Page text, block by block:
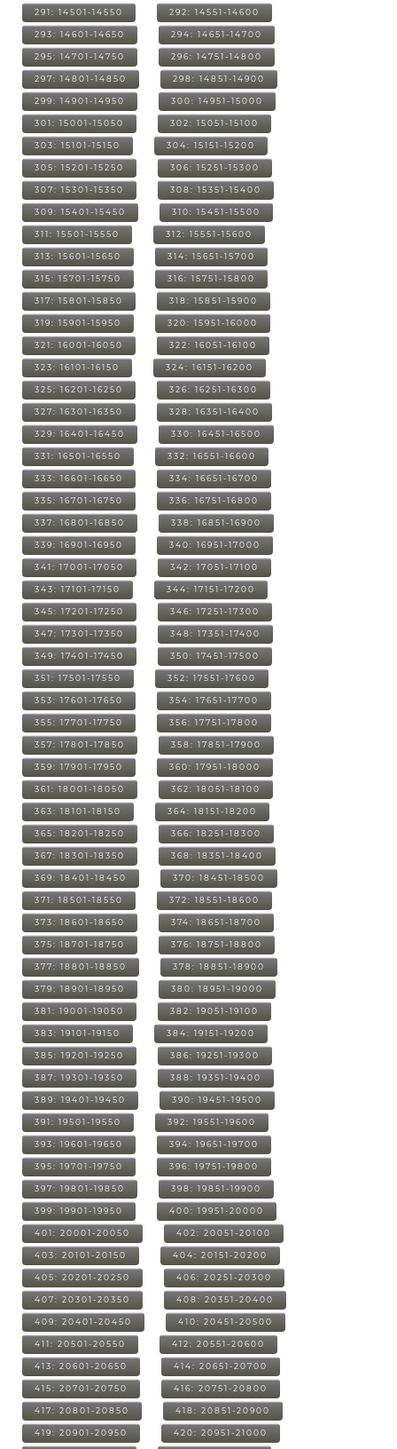
291: 14501-14550 292: 14551-14600
293: 14601-14650 294: 14651-14700
295: 14701-14750 296: 14751-14800
297: 14801-14850 298: 14851-14900
299: 14901-14950 300: 14951-15000
301: 15001-15050 302: 15051-15100
303: 15101-15150 304: 15151-15200
305: 15201-15250 306: 15251-15300
307: 15301-15350 308: 15351-15400
309: 15401-15450 310: 15451-15500
311: 15501-15550 312: 15551-15600
313: 15601-15650 314: 15651-15700
315: 15701-15750 316: 15751-15800
317: 15801-15850 318: 15851-15900
319: 15901-15950 320: 15951-16000
321: 16001-16050 322: 16051-16100
323: 16101-16150 324: 16151-16200
325: 16201-16250 326: 16251-16300
327: 16301-16350 328: 16351-16400
329: 16401-16450 330: 16451-16500
331: 16501-16550 332: 16551-16600
333: 16601-16650 334: 16651-16700
335: 16701-16750 336: 16751-16800
337: 16801-16850 338: 16851-16900
339: 16901-16950 340: 16951-17000
341: 17001-17050 342: 17051-17100
343: 17101-17150 344: 17151-17200
345: 17201-17250 346: 17251-17300
347: 17301-17350 348: 17351-17400
349: 17401-17450 350: 17451-17500
351: 17501-17550 352: 17551-17600
353: 17601-17650 354: 17651-17700
355: 17701-17750 356: 17751-17800
357: 17801-17850 358: 17851-17900
359: 17901-17950 360: 17951-18000
361: 18001-18050 362: 18051-18100
363: 18101-18150 364: 18151-18200
365: 18201-18250 366: 18251-18300
367: 18301-18350 368: 18351-18400
369: 18401-18450 370: 18451-18500
371: 18501-18550 372: 18551-18600
373: 18601-18650 374: 18651-18700
375: 18701-18750 376: 18751-18800
377: 18801-18850 378: 18851-18900
379: 18901-18950 380: 18951-19000
381: 19001-19050 382: 19051-19100
383: 19101-19150 384: 19151-19200
385: 19201-19250 386: 19251-19300
387: 19301-19350 388: 19351-19400
389: 19401-19450 390: 19451-19500
391: 19501-19550 392: 19551-19600
393: 19601-19650 394: 19651-19700
395: 19701-19750 396: 19751-19800
397: 19801-19850 398: 19851-19900
399: 19901-19950 400: 19951-20000
401: 20001-20050 402: 20051-20100
403: 20101-20150 404: 20151-20200
405: 20201-20250 406: 20251-20300
407: 20301-20350 408: 20351-20400
409: 20401-20450 410: 20451-20500
411: 20501-20550 412: 20551-20600
413: 20601-20650 414: 20651-20700
415: 20701-20750 416: 20751-20800
417: 20801-20850 418: 20851-20900
419: 20901-20950 420: 20951-21000